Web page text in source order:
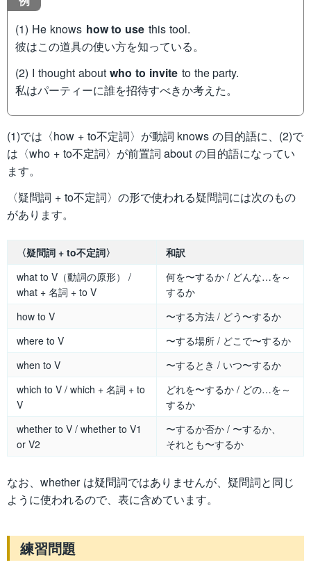
(1) He knows how to use this tool.
彼はこの道具の使い方を知っている。
(2) I thought about who to invite to the party.
私はパーティーに誰を招待すべきか考えた。
(1)では〈how + to不定詞〉が動詞 knows の目的語に、(2)で
は〈who + to不定詞〉が前置詞 about の目的語になってい
ます。
〈疑問詞 + to不定詞〉の形で使われる疑問詞には次のもの
があります。
〈疑問詞 + to不定詞〉
和訳
what to V（動詞の原形） /
what + 名詞 + to V
何を〜するか / どんな…を～
するか
how to V
〜する方法 / どう〜するか
where to V
〜する場所 / どこで〜するか
when to V
〜するとき / いつ〜するか
which to V / which + 名詞 + to
V
どれを〜するか / どの…を～
するか
whether to V / whether to V1
or V2
〜するか否か / 〜するか、
それとも〜するか
なお、whether は疑問詞ではありませんが、疑問詞と同じ
ように使われるので、表に含めています。
練習問題